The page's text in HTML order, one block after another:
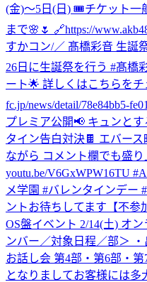
(金)〜5日(日) 🎟️チケット一
まで🌸🌷 🔗https://
すかコン/／ 髙橋彩音 生誕
26日に生誕祭を行う #髙橋
ート🌟 詳しくはこちらをチ
fc.jp/news/detail/78e84bb5-
プレミア公開📢 キュンと
タイン告白対決🍫 エバー
ながら コメント欄でも盛
youtu.be/V6GxWPW16TU
メ学園 #バレンタインデー
ントお待ちしてます 【不
OS盤イベント 2/14(土) オ
ンバー／対象日程／部＞
お話し会 第4部・第6部・
となりましてお客様には多